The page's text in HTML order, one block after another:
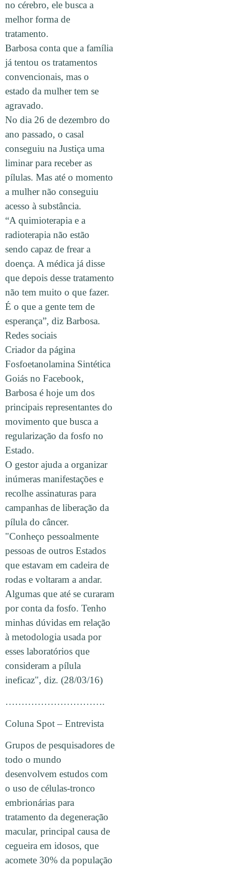
no cérebro, ele busca a
melhor forma de
tratamento.
Barbosa conta que a família
já tentou os tratamentos
convencionais, mas o
estado da mulher tem se
agravado.
No dia 26 de dezembro do
ano passado, o casal
conseguiu na Justiça uma
liminar para receber as
pílulas. Mas até o momento
a mulher não conseguiu
acesso à substância.
“A quimioterapia e a
radioterapia não estão
sendo capaz de frear a
doença. A médica já disse
que depois desse tratamento
não tem muito o que fazer.
É o que a gente tem de
esperança”, diz Barbosa.
Redes sociais
Criador da página
Fosfoetanolamina Sintética
Goiás no Facebook,
Barbosa é hoje um dos
principais representantes do
movimento que busca a
regularização da fosfo no
Estado.
O gestor ajuda a organizar
inúmeras manifestações e
recolhe assinaturas para
campanhas de liberação da
pílula do câncer.
"Conheço pessoalmente
pessoas de outros Estados
que estavam em cadeira de
rodas e voltaram a andar.
Algumas que até se curaram
por conta da fosfo. Tenho
minhas dúvidas em relação
à metodologia usada por
esses laboratórios que
consideram a pílula
ineficaz", diz. (28/03/16)
………………………….
Coluna Spot – Entrevista
Grupos de pesquisadores de
todo o mundo
desenvolvem estudos com
o uso de células-tronco
embrionárias para
tratamento da degeneração
macular, principal causa de
cegueira em idosos, que
acomete 30% da população